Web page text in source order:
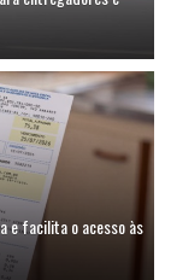
e facilita o acesso às